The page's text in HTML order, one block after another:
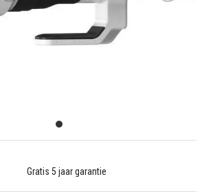
Gratis 5 jaar garantie